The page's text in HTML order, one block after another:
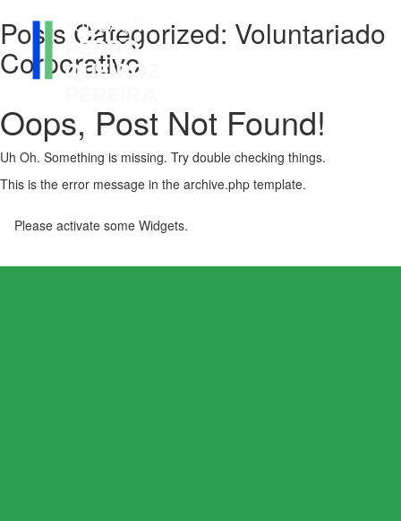
Posts Categorized: Voluntariado
Corporativo
Oops, Post Not Found!
Uh Oh. Something is missing. Try double checking things.
This is the error message in the archive.php template.
Please activate some Widgets.